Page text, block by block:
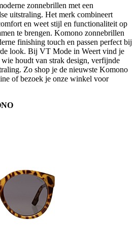
zonnebrillen met een
uitstraling. Het merk combineert
en weet stijl en functionaliteit op
te brengen. Komono zonnebrillen
finishing touch en passen perfect bij
look. Bij VT Mode in Weert vind je
houdt van strak design, verfijnde
Zo shop je de nieuwste Komono
of bezoek je onze winkel voor